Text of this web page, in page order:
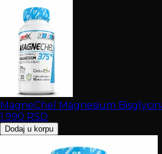
MagneChel Magnesium
1.990 RSD
Dodaj u korpu